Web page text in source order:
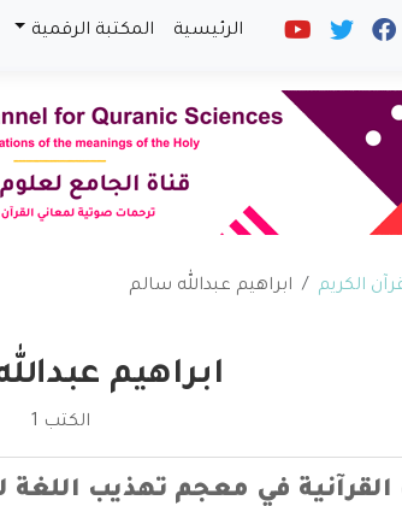
الرئيسية المكتبة الرقمية
الكريم ابراهيم عبدالله سالم
ابراهيم
الكتب 1
القرآنية في معجم تهذيب